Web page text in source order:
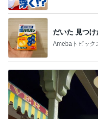
だいた 見つ
Amebaトピック